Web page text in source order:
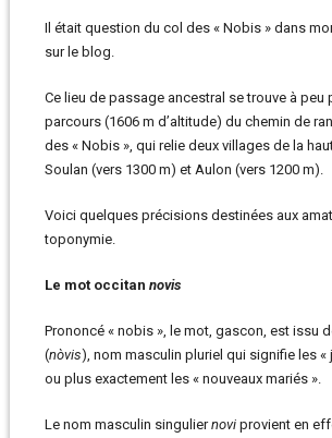
Il était question du col des « Nobis » dans
sur le blog.
Ce lieu de passage ancestral se trouve à peu
parcours (1606 m d’altitude) du chemin de
des « Nobis », qui relie deux villages de la
Soulan (vers 1300 m) et Aulon (vers 1200 m).
Voici quelques précisions destinées aux
toponymie.
Le mot occitan novis
Prononcé « nobis », le mot, gascon, est issu
(nòvis), nom masculin pluriel qui signifie les «
ou plus exactement les « nouveaux mariés ».
Le nom masculin singuliernovi provient en